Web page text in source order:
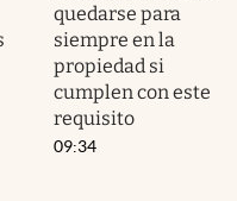
quedarse para
siempre en la
propiedad si
cumplen con este
requisito
09:34